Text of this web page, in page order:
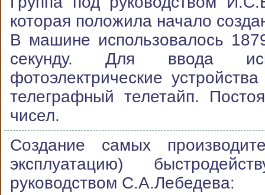
которая положила начало
В машине использовалось
секунду. Для ввода
фотоэлектрические
телеграфный телетайп.
чисел.
Создание самых
эксплуатацию)
руководством С.А.Лебедева: